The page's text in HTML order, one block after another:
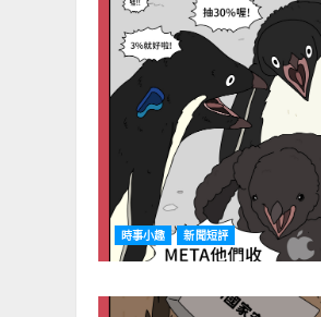
時事小趣 新聞短評